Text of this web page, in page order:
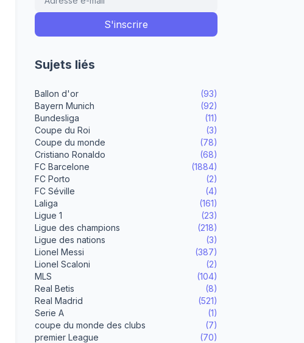
Sujets liés
Ballon d'or
(93)
Bayern Munich
(92)
Bundesliga
(11)
Coupe du Roi
(3)
Coupe du monde
(78)
Cristiano Ronaldo
(68)
FC Barcelone
(1884)
FC Porto
(2)
FC Séville
(4)
Laliga
(161)
Ligue 1
(23)
Ligue des champions
(218)
Ligue des nations
(3)
Lionel Messi
(387)
Lionel Scaloni
(2)
MLS
(104)
Real Betis
(8)
Real Madrid
(521)
Serie A
(1)
coupe du monde des clubs
(7)
premier League
(70)